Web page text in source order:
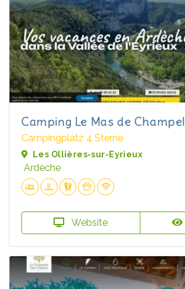
Camping Le Mas de Champel
Campingplatz 4 Sterne
Les Ollières-sur-Eyrieux
Ardèche
Website